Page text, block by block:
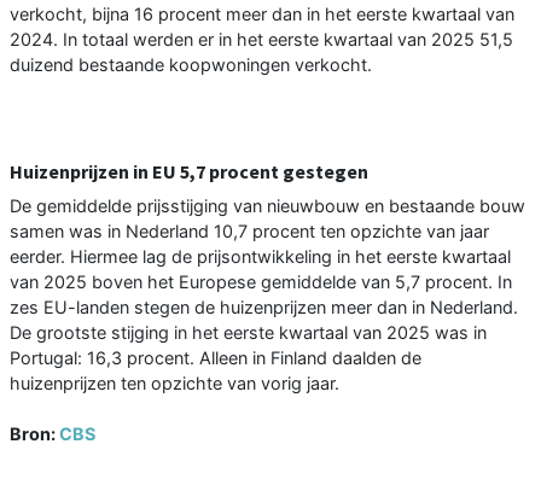
verkocht, bijna 16 procent meer dan in het eerste kwartaal van
2024. In totaal werden er in het eerste kwartaal van 2025 51,5
duizend bestaande koopwoningen verkocht.
Huizenprijzen in EU 5,7 procent gestegen
De gemiddelde prijsstijging van nieuwbouw en bestaande bouw
samen was in Nederland 10,7 procent ten opzichte van jaar
eerder. Hiermee lag de prijsontwikkeling in het eerste kwartaal
van 2025 boven het Europese gemiddelde van 5,7 procent. In
zes EU-landen stegen de huizenprijzen meer dan in Nederland.
De grootste stijging in het eerste kwartaal van 2025 was in
Portugal: 16,3 procent. Alleen in Finland daalden de
huizenprijzen ten opzichte van vorig jaar.
Bron:CBS